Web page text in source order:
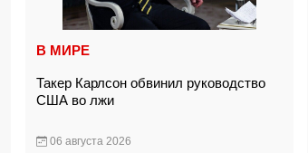
В МИРЕ
Такер Карлсон обвинил руководство
США во лжи
06 августа 2026